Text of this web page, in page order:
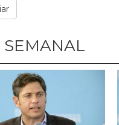
SEMANAL